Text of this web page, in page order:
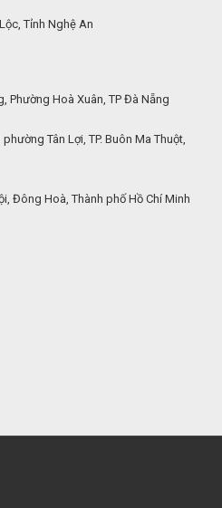
Tỉnh Nghệ An
Phường Hoà Xuân, TP Đà Nẵng
Tân Lợi, TP. Buôn Ma Thuột,
Đông Hoà, Thành phố Hồ Chí Minh